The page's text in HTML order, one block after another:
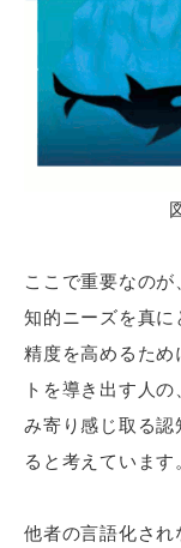
ここで重要なの
知的ニーズを真
精度を高めるため
トを導き出す人
み寄り感じ取る認
ると考えています
他者の言語化され